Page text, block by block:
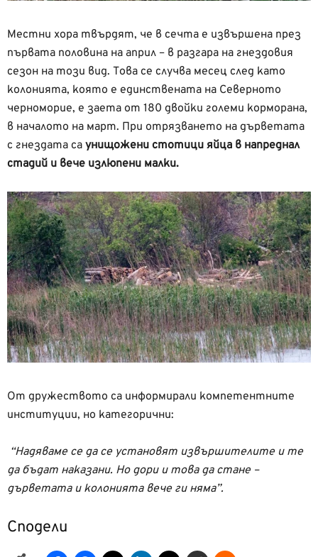
Местни хора твърдят, че в сечта е извършена през
първата половина на април – в разгара на гнездовия
сезон на този вид. Това се случва месец след като
колонията, която е единствената на Северното
черноморие, е заета от 180 двойки големи корморана,
в началото на март. При отрязването на дърветата
с гнездата са унищожени стотици яйца в напреднал
стадий и вече излюпени малки.
От дружеството са информирали компетентните
институции, но категорични:
“Надяваме се да се установят извършителите и те
да бъдат наказани. Но дори и това да стане –
дърветата и колонията вече ги няма”.
Сподели